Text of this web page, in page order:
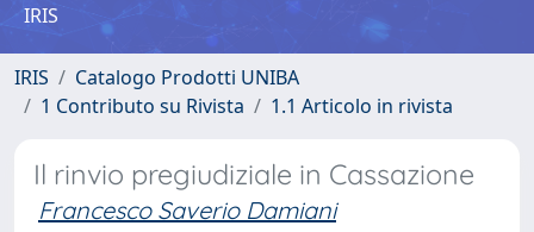
IRIS
IRIS
Catalogo Prodotti UNIBA
1 Contributo su Rivista
1.1 Articolo in rivista
Il rinvio pregiudiziale in Cassazione
Francesco Saverio Damiani